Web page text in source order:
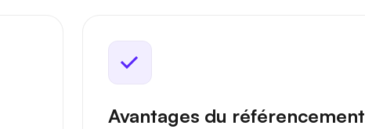
Avantages du référencement